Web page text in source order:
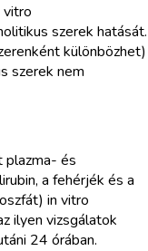
vitro
szerek hatását.
különbözhet)
szerek nem
és
a fehérjék és a
in vitro
ilyen vizsgálatok
24 órában.